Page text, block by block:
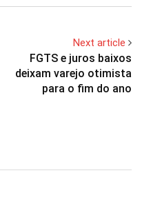
Next article
FGTS e juros baixos
deixam varejo otimista
para o fim do ano